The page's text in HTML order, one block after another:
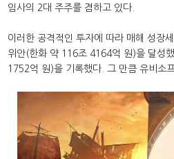
임사의 2대 주주를 겸하고 있다.
이러한 공격적인 투자에 따라 매해 성장
위안(한화 약 116조 4164억 원)을 달성
1752억 원)을 기록했다. 그 만큼 유비소